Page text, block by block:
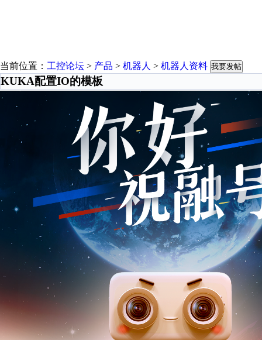
当前位置： 工控论坛 > 产品 > 机器人 > 机器人资料 我要发帖
KUKA配置IO的模板